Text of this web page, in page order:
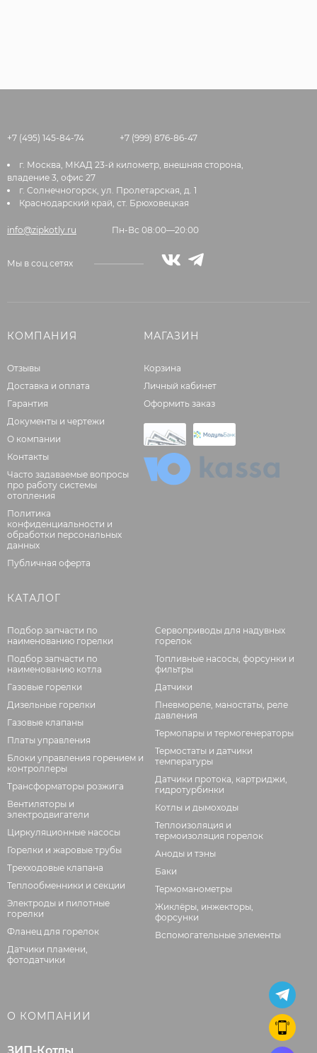
+7 (495) 145-84-74 +7 (999) 876-86-47
г. Москва, МКАД 23-й километр, внешняя сторона,
владение 3, офис 27
г. Солнечногорск, ул. Пролетарская, д. 1
Краснодарский край, ст. Брюховецкая
info@zipkotly.ru Пн-Вс 08:00—20:00
Мы в соц.сетях
КОМПАНИЯ
Отзывы
Доставка и оплата
Гарантия
Документы и чертежи
О компании
Контакты
Часто задаваемые вопросы
про работу системы
отопления
Политика
конфиденциальности и
обработки персональных
данных
Публичная оферта
МАГАЗИН
Корзина
Личный кабинет
Оформить заказ
КАТАЛОГ
Подбор запчасти по
наименованию горелки
Подбор запчасти по
наименованию котла
Газовые горелки
Дизельные горелки
Газовые клапаны
Платы управления
Блоки управления горением и
контроллеры
Трансформаторы розжига
Вентиляторы и
электродвигатели
Циркуляционные насосы
Горелки и жаровые трубы
Трехходовые клапана
Теплообменники и секции
Электроды и пилотные
горелки
Фланец для горелок
Датчики пламени,
фотодатчики
Сервоприводы для надувных
горелок
Топливные насосы, форсунки и
фильтры
Датчики
Пневмореле, маностаты, реле
давления
Термопары и термогенераторы
Термостаты и датчики
температуры
Датчики протока, картриджи,
гидротурбинки
Котлы и дымоходы
Теплоизоляция и
термоизоляция горелок
Аноды и тэны
Баки
Термоманометры
Жиклёры, инжекторы,
форсунки
Вспомогательные элементы
О КОМПАНИИ